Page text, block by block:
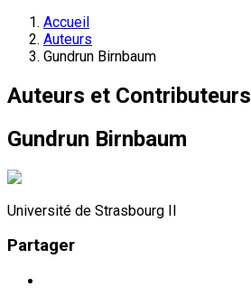
Accueil
Auteurs
Gundrun Birnbaum
Auteurs et Contributeurs
Gundrun Birnbaum
Université de Strasbourg II
Partager